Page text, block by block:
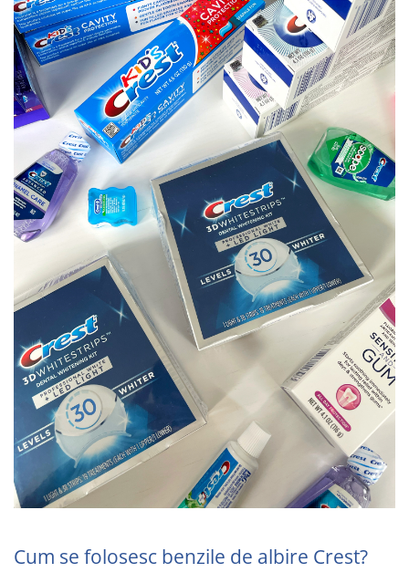
Cum se folosesc benzile de albire Crest?